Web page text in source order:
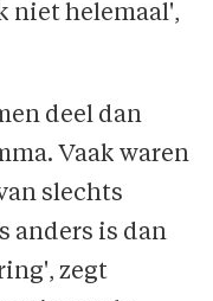
niet helemaal',
deel dan
Vaak waren
slechts
anders is dan
zegt